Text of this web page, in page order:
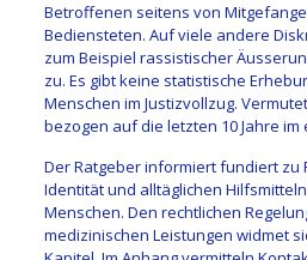
Betroffenen seitens von
Bediensteten. Auf viele andere
zum Beispiel rassistischer
zu. Es gibt keine statistische
Menschen im Justizvollzug.
bezogen auf die letzten 10 Jahre im
Der Ratgeber informiert fundiert zu
Identität und alltäglichen
Menschen. Den rechtlichen
medizinischen Leistungen widmet